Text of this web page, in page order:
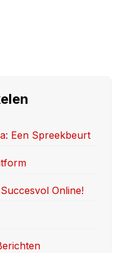
Een Spreekbeurt
Online!